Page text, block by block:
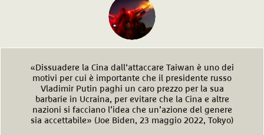
«Dissuadere la Cina dall‘attaccare Taiwan è uno dei
motivi per cui è importante che il presidente russo
Vladimir Putin paghi un caro prezzo per la sua
barbarie in Ucraina, per evitare che la Cina e altre
nazioni si facciano l’idea che un’azione del genere
sia accettabile» (Joe Biden, 23 maggio 2022, Tokyo)